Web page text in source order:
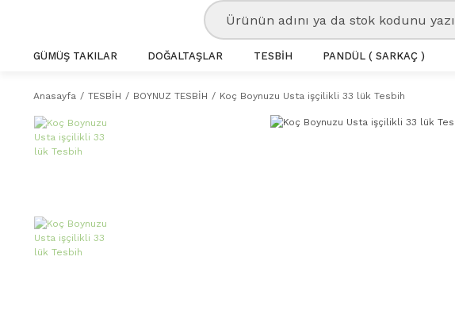
GÜMÜŞ TAKILAR DOĞALTAŞLAR TESBİH PANDÜL ( SARKAÇ )
Anasayfa TESBİH BOYNUZ TESBİH Koç Boynuzu Usta işçilikli 33 lük Tesbih